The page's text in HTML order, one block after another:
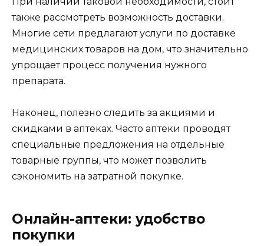
также рассмотреть возможность доставки.
Многие сети предлагают услуги по доставке
медицинских товаров на дом, что значительно
упрощает процесс получения нужного
препарата.
Наконец, полезно следить за акциями и
скидками в аптеках. Часто аптеки проводят
специальные предложения на отдельные
товарные группы, что может позволить
сэкономить на затратной покупке.
Онлайн-аптеки: удобство
покупки